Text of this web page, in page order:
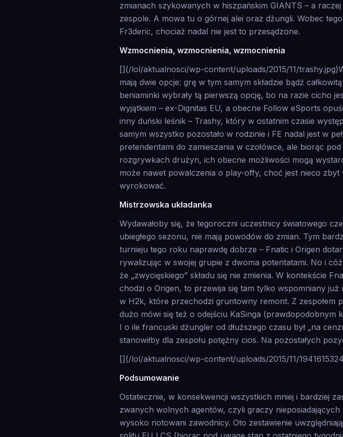
zmianach szykowanych w hiszpańskim GIANTS – a
zespole. A mowa tu o górnej alei oraz dżungli. Wobec
Fr3deric, chociaż nadal nie jest to przesądzone.
Wzmocnienia, wzmocnienia, wzmocnienia
[](/lol/aktualnosci/wp-content/uploads/2015/11/
mają dwie opcje: grę w tym samym składzie bądź
beniaminki wybrały tą pierwszą opcję, bo na razie cicho
wyjątkiem – ex-Dignitas EU, a obecne Follow eSports
inny duński leśnik – Trashy, który w ostatnim czasie
samym wszystko pozostało w rodzinie i FE nadal jest w
pretendentami do zamieszania w czołówce, ale biorąc
rozgrywkach drużyn, ich obecne możliwości mogą
może nawet powalczenia o play-offy, choć jest nieco
wyrokować.
Mistrzowska układanka
Wydawałoby się, że tegoroczni uczestnicy światowego
ubiegłego sezonu, nie mają powodów do zmian. Tym
turnieju tego roku naprawdę dobrze – Fnatic i Origen
rywalizując w swojej grupie z dwoma potentatami. No i
że „zwycięskiego” składu się nie zmienia. W kontekście
chodzi o Origen, to przewija się tam tylko wspomniany już
w H2k, które przechodzi gruntowny remont. Z zespołem
dużo mówi się też o odejściu KaSinga (prawdopodobnym
I o ile francuski dżungler od dłuższego czasu był „na
stanowiłby dla zespołu potężny cios. Na pozostałych
[](/lol/aktualnosci/wp-content/uploads/2015/11/
Podsumowanie
Ostatecznie, w konsekwencji wszystkich mniej i bardziej
zwanych wolnych agentów, czyli graczy
wysoko notowani zawodnicy. Oto zestawienie